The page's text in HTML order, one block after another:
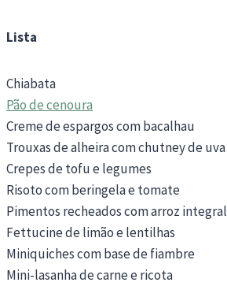
Lista
Chiabata
Pão de cenoura
Creme de espargos com bacalhau
Trouxas de alheira com chutney de uva
Crepes de tofu e legumes
Risoto com beringela e tomate
Pimentos recheados com arroz integral
Fettucine de limão e lentilhas
Miniquiches com base de fiambre
Mini-lasanha de carne e ricota